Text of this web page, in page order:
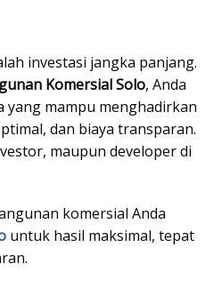
investasi jangka panjang.
Komersial Solo, Anda
yang mampu menghadirkan
dan biaya transparan.
maupun developer di
komersial Anda
untuk hasil maksimal, tepat